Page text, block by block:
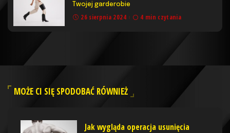
Twojej garderobie
26 sierpnia 2024 4 min czytania
MOŻE CI SIĘ SPODOBAĆ RÓWNIEŻ
Jak wygląda operacja usunięcia